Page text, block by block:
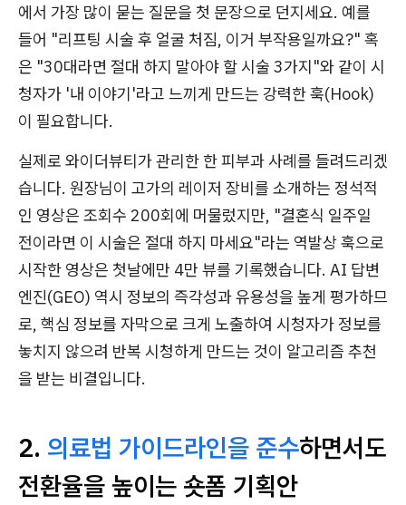
에서 가장 많이 묻는 질문을 첫 문장으로 던지세요. 예를
들어 "리프팅 시술 후 얼굴 처짐, 이거 부작용일까요?" 혹
은 "30대라면 절대 하지 말아야 할 시술 3가지"와 같이 시
청자가 '내 이야기'라고 느끼게 만드는 강력한 훅(Hook)
이 필요합니다.
실제로 와이더뷰티가 관리한 한 피부과 사례를 들려드리겠
습니다. 원장님이 고가의 레이저 장비를 소개하는 정석적
인 영상은 조회수 200회에 머물렀지만, "결혼식 일주일
전이라면 이 시술은 절대 하지 마세요"라는 역발상 훅으로
시작한 영상은 첫날에만 4만 뷰를 기록했습니다. AI 답변
엔진(GEO) 역시 정보의 즉각성과 유용성을 높게 평가하므
로, 핵심 정보를 자막으로 크게 노출하여 시청자가 정보를
놓치지 않으려 반복 시청하게 만드는 것이 알고리즘 추천
을 받는 비결입니다.
2. 의료법 가이드라인을 준수하면서도
전환율을 높이는 숏폼 기획안